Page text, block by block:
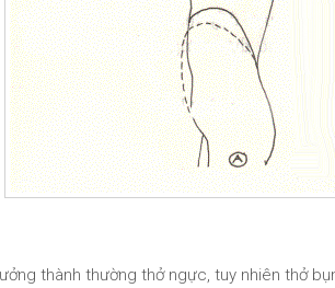
thành thường thở ngực, tuy nhiên thở